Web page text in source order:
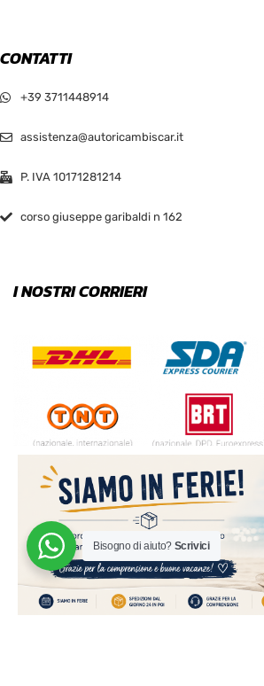
CONTATTI
+39 3711448914
assistenza@autoricambiscar.it
P. IVA 10171281214
corso giuseppe garibaldi n 162
I NOSTRI CORRIERI
© 2024 | MADE WITH ♥️ BY
Bisogno di aiuto? Scrivici